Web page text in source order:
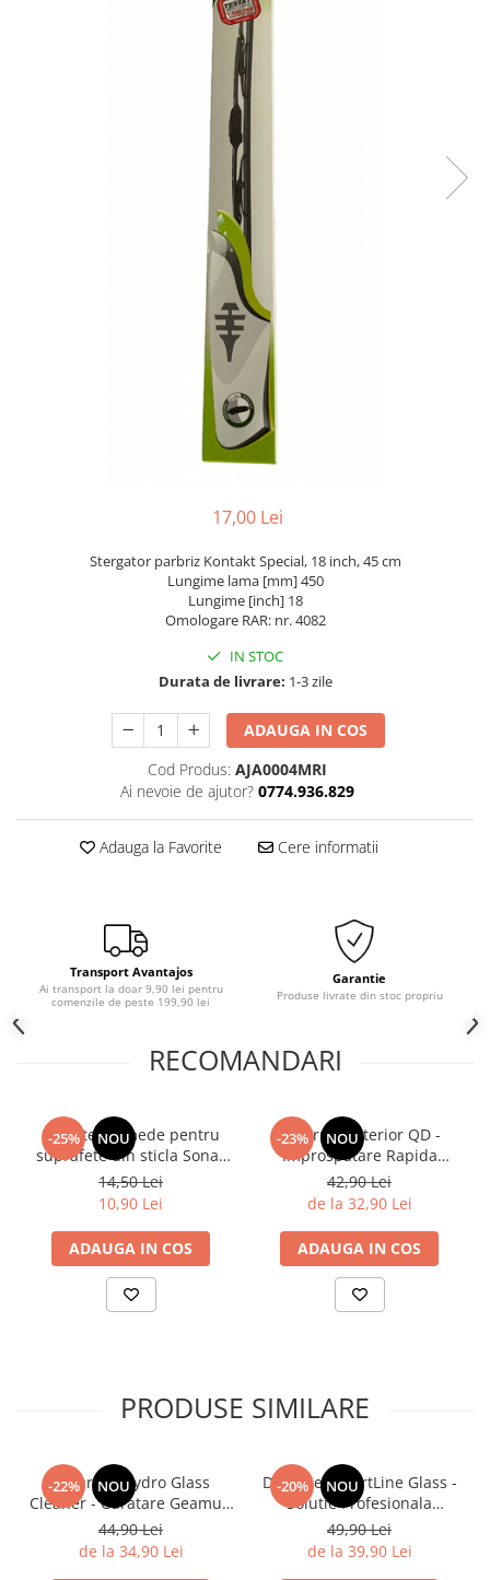
17,00 Lei
Stergator parbriz Kontakt Special, 18 inch, 45 cm
Lungime lama [mm] 450
Lungime [inch] 18
Omologare RAR: nr. 4082
IN STOC
Durata de livrare: 1-3 zile
ADAUGA IN COS
Cod Produs: AJA0004MRI
Ai nevoie de ajutor? 0774.936.829
Adauga la Favorite Cere informatii
Transport Avantajos
Ai transport la doar 9,90 lei pentru
comenzile de peste 199,90 lei
Garantie
Produse livrate din stoc propriu
RECOMANDARI
-25% NOU
Servetele umede pentru
suprafete din sticla Sonax
,10buc
14,50 Lei
10,90 Lei
ADAUGA IN COS
-23% NOU
Deturner Interior QD -
Improspatare Rapida
Interior cu Finisaj Mat si
Siguranta pentru Ecrane
LCD 250ml
42,90 Lei
de la 32,90 Lei
ADAUGA IN COS
PRODUSE SIMILARE
-22% NOU
Deturner Hydro Glass
Cleaner - Curatare Geamuri
fara urme cu Efect Hidrofob
si Evaporare Rapida 250ml
44,90 Lei
de la 34,90 Lei
-20% NOU
Deturner XpertLine Glass -
Solutie Profesionala
Curatare Geamuri Auto
500ml
49,90 Lei
de la 39,90 Lei